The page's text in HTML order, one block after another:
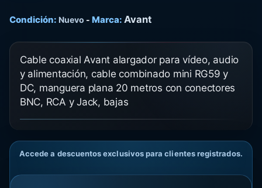
Condición: Nuevo - Marca: Avant
Cable coaxial Avant alargador para vídeo, audio
y alimentación, cable combinado mini RG59 y
DC, manguera plana 20 metros con conectores
BNC, RCA y Jack, bajas
Accede a descuentos exclusivos para clientes registrados.